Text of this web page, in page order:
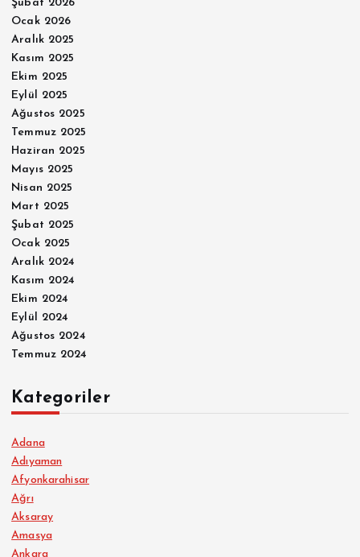
Şubat 2026
Ocak 2026
Aralık 2025
Kasım 2025
Ekim 2025
Eylül 2025
Ağustos 2025
Temmuz 2025
Haziran 2025
Mayıs 2025
Nisan 2025
Mart 2025
Şubat 2025
Ocak 2025
Aralık 2024
Kasım 2024
Ekim 2024
Eylül 2024
Ağustos 2024
Temmuz 2024
Kategoriler
Adana
Adıyaman
Afyonkarahisar
Ağrı
Aksaray
Amasya
Ankara